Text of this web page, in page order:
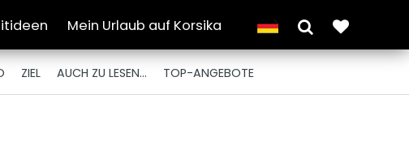
Mein Urlaub auf Korsika
ZIEL AUCH ZU LESEN... TOP-ANGEBOTE